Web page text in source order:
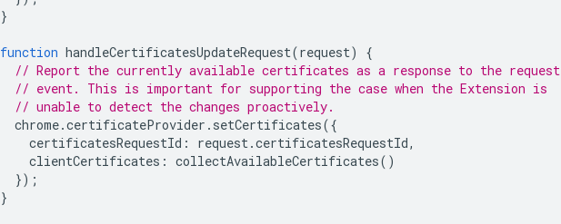
}
function handleCertificatesUpdateRequest(request)
{
// Report the currently available certificates as a response to the request
// event. This is important for supporting the case when the Extension is
// unable to detect the changes proactively.
chrome.certificateProvider . setCertificates({
certificatesRequestId : request.certificatesRequestId,
clientCertificates : collectAvailableCertificates()
});
}